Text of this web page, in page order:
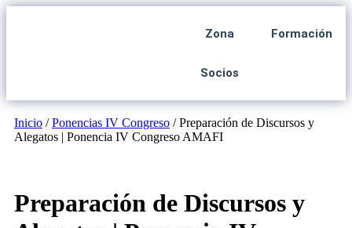
Zona
Socios
Formación
Inicio /Ponencias IV Congreso / Preparación de Discursos y
Alegatos | Ponencia IV Congreso AMAFI
Preparación de Discursos y